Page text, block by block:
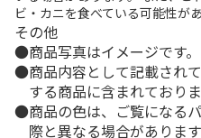
ビ・カニを食べている可能性があ
その他
商品写真はイメージです。
商品内容として記載され
する商品に含まれておりま
商品の色は、ご覧になる
際と異なる場合があります